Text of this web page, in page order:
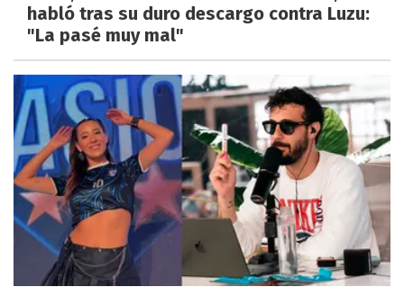
habló tras su duro descargo contra Luzu:
"La pasé muy mal"